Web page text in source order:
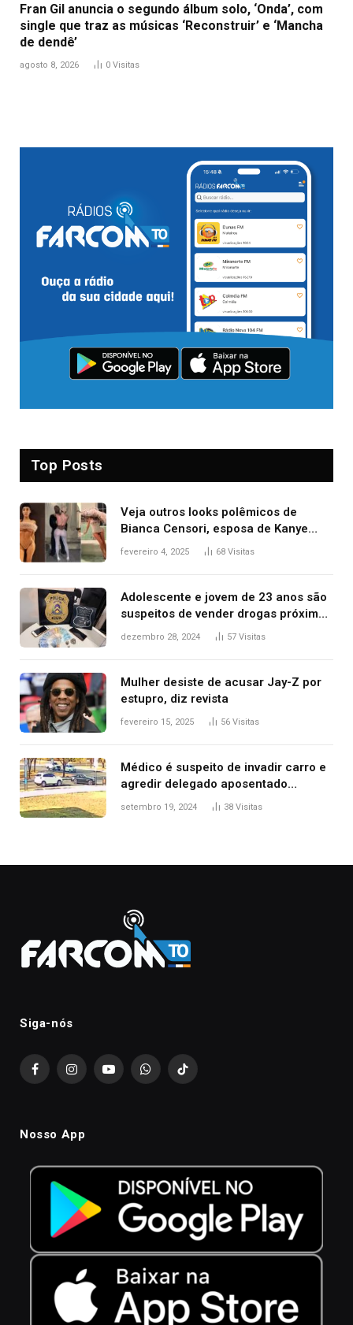
Fran Gil anuncia o segundo álbum solo, ‘Onda’, com
single que traz as músicas ‘Reconstruir’ e ‘Mancha
de dendê’
agosto 8, 2026 0 Visitas
Top Posts
Veja outros looks polêmicos de
Bianca Censori, esposa de Kanye
West que apareceu nua no Grammy
fevereiro 4, 2025 68 Visitas
Adolescente e jovem de 23 anos são
suspeitos de vender drogas próximo
de delegacia e escola, diz polícia
dezembro 28, 2024 57 Visitas
Mulher desiste de acusar Jay-Z por
estupro, diz revista
fevereiro 15, 2025 56 Visitas
Médico é suspeito de invadir carro e
agredir delegado aposentado
durante confusão no trânsito
setembro 19, 2024 38 Visitas
Siga-nós
FacebookInstagramYouTubeWhatsAppTikTok
Nosso App